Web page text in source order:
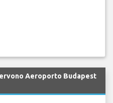
Aeroporto Budapest